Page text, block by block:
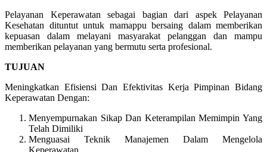
Pelayanan Keperawatan sebagai bagian dari aspek Pelayanan
Kesehatan dituntut untuk mamappu bersaing dalam memberikan
kepuasan dalam melayani masyarakat pelanggan dan mampu
memberikan pelayanan yang bermutu serta profesional.
TUJUAN
Meningkatkan Efisiensi Dan Efektivitas Kerja Pimpinan Bidang
Keperawatan Dengan:
Menyempurnakan Sikap Dan Keterampilan Memimpin Yang
Telah Dimiliki
Menguasai Teknik Manajemen Dalam Mengelola
Keperawatan